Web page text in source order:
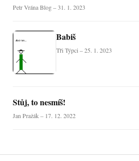
Petr Vrána Blog – 31. 1. 2023
Babiš
Tři Týpci – 25. 1. 2023
Stůj, to nesmíš!
Jan Pražák – 17. 12. 2022